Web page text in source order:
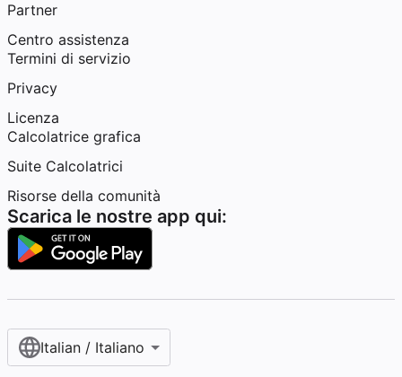
Partner
Centro assistenza
Termini di servizio
Privacy
Licenza
Calcolatrice grafica
Suite Calcolatrici
Risorse della comunità
Scarica le nostre app qui:
Italian / Italiano‎